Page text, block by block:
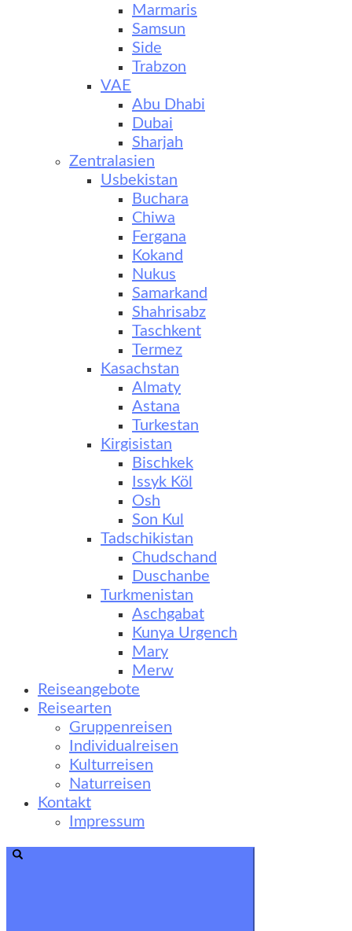
Marmaris
Samsun
Side
Trabzon
VAE
Abu Dhabi
Dubai
Sharjah
Zentralasien
Usbekistan
Buchara
Chiwa
Fergana
Kokand
Nukus
Samarkand
Shahrisabz
Taschkent
Termez
Kasachstan
Almaty
Astana
Turkestan
Kirgisistan
Bischkek
Issyk Köl
Osh
Son Kul
Tadschikistan
Chudschand
Duschanbe
Turkmenistan
Aschgabat
Kunya Urgench
Mary
Merw
Reiseangebote
Reisearten
Gruppenreisen
Individualreisen
Kulturreisen
Naturreisen
Kontakt
Impressum